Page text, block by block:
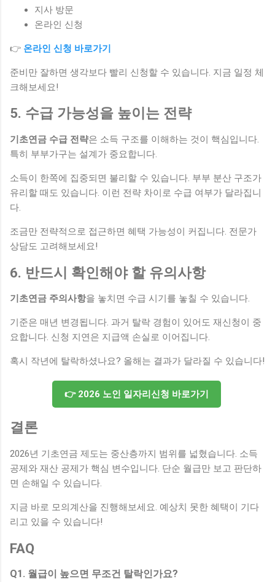
지사 방문
온라인 신청
👉 온라인 신청 바로가기
준비만 잘하면 생각보다 빨리 신청할 수 있습니다. 지금 일정 체
크해보세요!
5. 수급 가능성을 높이는 전략
기초연금 수급 전략은 소득 구조를 이해하는 것이 핵심입니다.
특히 부부가구는 설계가 중요합니다.
소득이 한쪽에 집중되면 불리할 수 있습니다. 부부 분산 구조가
유리할 때도 있습니다. 이런 전략 차이로 수급 여부가 달라집니
다.
조금만 전략적으로 접근하면 혜택 가능성이 커집니다. 전문가
상담도 고려해보세요!
6. 반드시 확인해야 할 유의사항
기초연금 주의사항을 놓치면 수급 시기를 놓칠 수 있습니다.
기준은 매년 변경됩니다. 과거 탈락 경험이 있어도 재신청이 중
요합니다. 신청 지연은 지급액 손실로 이어집니다.
혹시 작년에 탈락하셨나요? 올해는 결과가 달라질 수 있습니다!
👉 2026 노인 일자리신청 바로가기
결론
2026년 기초연금 제도는 중산층까지 범위를 넓혔습니다. 소득
공제와 재산 공제가 핵심 변수입니다. 단순 월급만 보고 판단하
면 손해일 수 있습니다.
지금 바로 모의계산을 진행해보세요. 예상치 못한 혜택이 기다
리고 있을 수 있습니다!
FAQ
Q1. 월급이 높으면 무조건 탈락인가요?